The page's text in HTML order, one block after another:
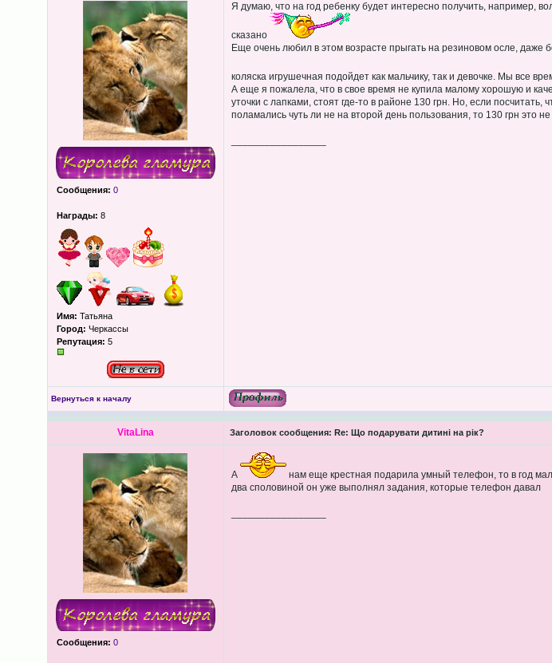
Сообщения: 0
Награды: 8
Имя: Татьяна
Город: Черкассы
Репутация: 5
Я думаю, что на год ребенку будет интересно получить, например,
сказано
Еще очень любил в этом возрасте прыгать на резиновом осле,
коляска игрушечная подойдет как мальчику, так и девочке. Мы все
А еще я пожалела, что в свое время не купила малому хорошую и
уточки с лапками, стоят где-то в районе 130 грн. Но, если
поламались чуть ли не на второй день пользования, то 130 грн это не
Вернуться к началу
VitaLina Заголовок сообщения: Re: Що подарувати дитині на рік?
Сообщения: 0
А
нам еще крестная подарила умный телефон, то в год
два споловиной он уже выполнял задания, которые телефон давал